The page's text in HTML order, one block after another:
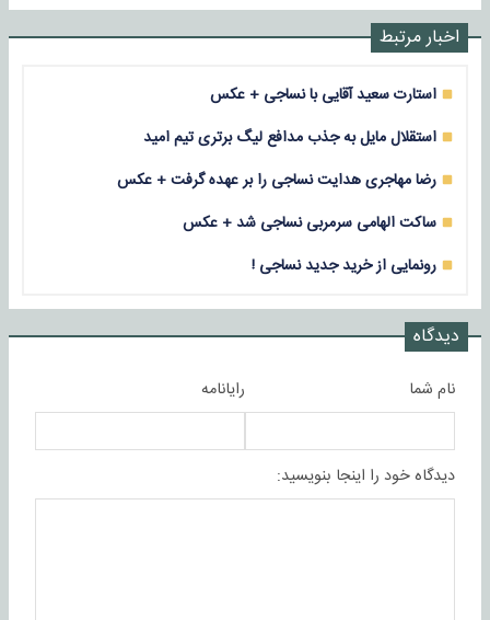
اخبار مرتبط
استارت سعید آقایی با نساجی + عکس
استقلال مایل به جذب مدافع لیگ برتری تیم امید
رضا مهاجری هدایت نساجی را بر عهده گرفت + عکس
ساکت الهامی سرمربی نساجی شد + عکس
رونمایی از خرید جدید نساجی !
دیدگاه
نام شما رایانامه
دیدگاه خود را اینجا بنویسید: